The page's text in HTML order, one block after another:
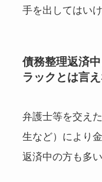
手を出してはいけ
債務整理返済
ラックとは言
弁護士等を交えた
生など）により
返済中の方も多い